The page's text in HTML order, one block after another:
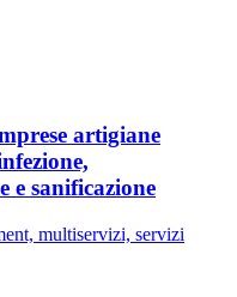
artigiane
e sanificazione
multiservizi, servizi